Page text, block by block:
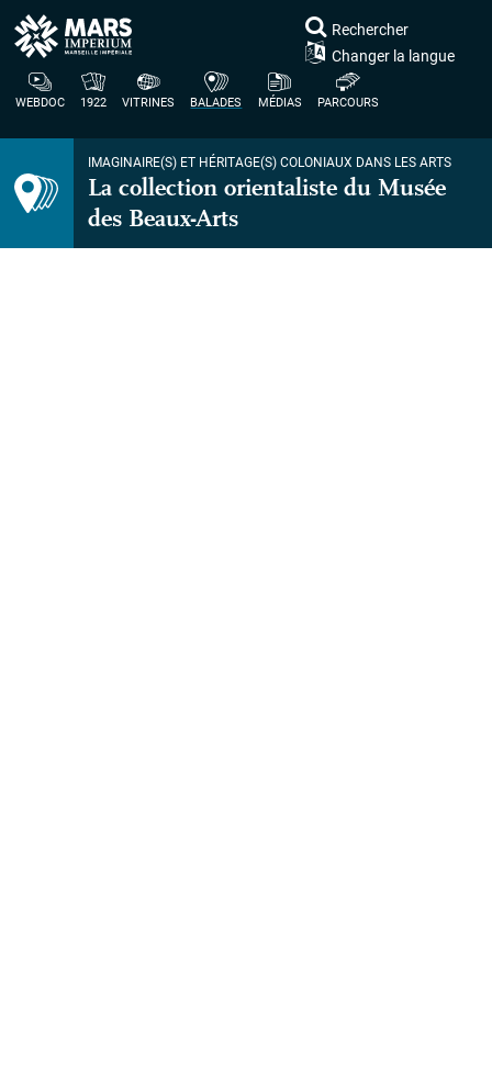
WEBDOC 1922 VITRINES BALADES MÉDIAS PARCOURS
Rechercher
Changer la langue
IMAGINAIRE(S) ET HÉRITAGE(S) COLONIAUX DANS LES ARTS
La collection orientaliste du Musée
des Beaux-Arts